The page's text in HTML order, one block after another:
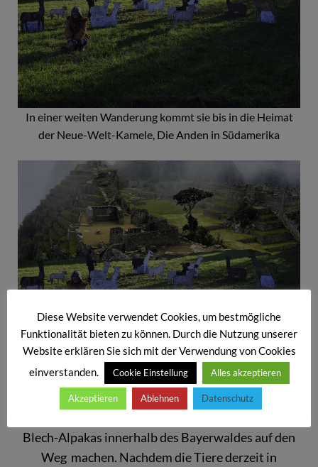
In einer weiten Wanderung kommt sie bis in die Heimat
der Neue-Welt-Kamele, Die Anden in Südamerika
Der Matschu Pitschu darf als Pilgerziel nicht fehlen.
Blech-Alpakas innerhalb des Bayerwaldes auf den
Weg machen. Nachdem die Tiere derzeit in
Diese Website verwendet Cookies, um bestmögliche
Funktionalität bieten zu können. Durch die Nutzung unserer
Website erklären Sie sich mit der Verwendung von Cookies
einverstanden.
Cookie Einstellung Alles akzeptieren
Akzeptieren Ablehnen Datenschutz